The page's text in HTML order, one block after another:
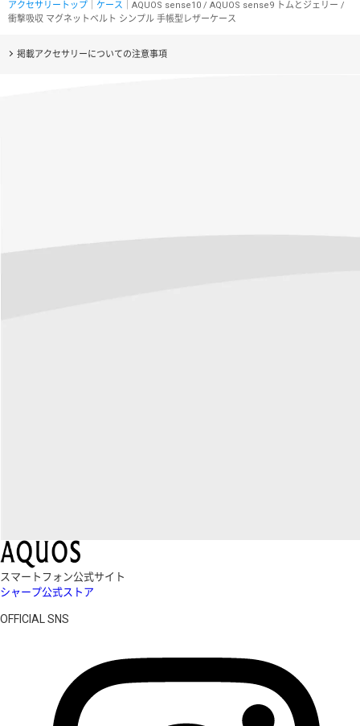
アクセサリートップ ケース ｜AQUOS sense10 / AQUOS sense9 トムとジェリー /
衝撃吸収 マグネットベルト シンプル 手帳型レザーケース
掲載アクセサリーについての注意事項
スマートフォン公式サイト
シャープ公式ストア
OFFICIAL SNS